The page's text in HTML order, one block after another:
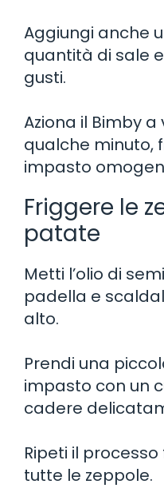
Aggiungi anche
quantità di sale
gusti.
Aziona il Bimby
qualche minuto,
impasto
Friggere le
patate
Metti l’olio di
padella e
alto.
Prendi una
impasto con un
cadere
Ripeti il
tutte le zeppole.